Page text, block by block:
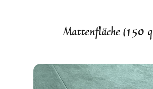
Mattenfläche (150